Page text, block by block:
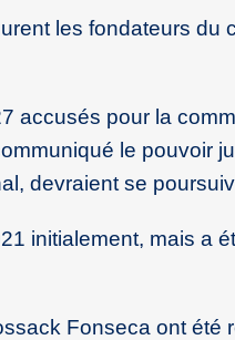
les fondateurs
accusés pour la
le pouvoir
devraient se
initialement, mais a
Fonseca ont